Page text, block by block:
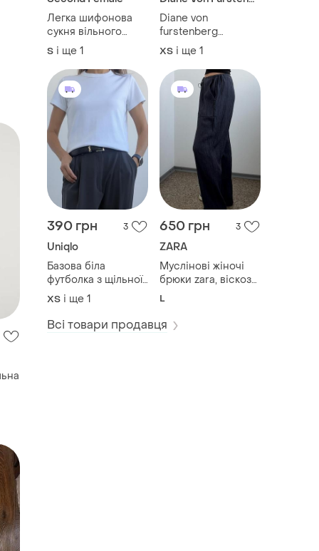
Легка шифонова
сукня вільного
крою
S і ще 1
Diane von
furstenberg
неймовірна
шовкова сукня з
воланами, сарафан
без бретелей
ХS і ще 1
390 грн 3
Uniqlo
Базова біла
футболка з щільної
бавовни uniqlo
ХS і ще 1
650 грн 3
ZARA
Муслінові жіночі
брюки zara, віскоза,
жатка
L
Всі товари продавця